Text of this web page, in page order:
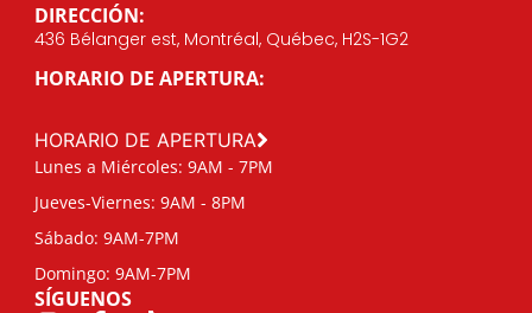
DIRECCIÓN:
436 Bélanger est, Montréal, Québec, H2S-1G2
HORARIO DE APERTURA:
HORARIO DE APERTURA
Lunes a Miércoles: 9AM - 7PM
Jueves-Viernes: 9AM - 8PM
Sábado: 9AM-7PM
Domingo: 9AM-7PM
SÍGUENOS